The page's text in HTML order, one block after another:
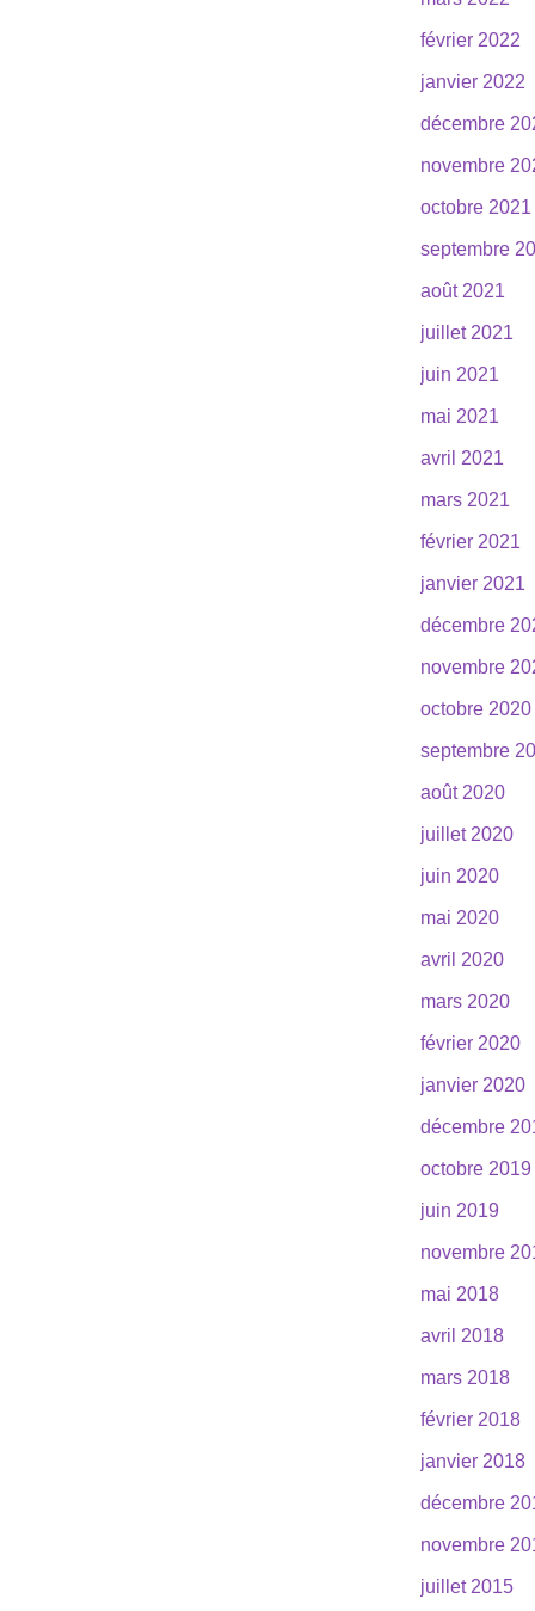
février 2022
janvier 2022
décembre
novembre
octobre 2021
septembre
août 2021
juillet 2021
juin 2021
mai 2021
avril 2021
mars 2021
février 2021
janvier 2021
décembre
novembre
octobre 2020
septembre
août 2020
juillet 2020
juin 2020
mai 2020
avril 2020
mars 2020
février 2020
janvier 2020
décembre
octobre 2019
juin 2019
novembre
mai 2018
avril 2018
mars 2018
février 2018
janvier 2018
décembre
novembre
juillet 2015